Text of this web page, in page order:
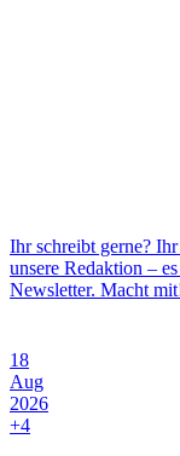
Ihr schreibt gerne?
unsere Redaktion –
Newsletter. Macht
18
Aug
2026
+4